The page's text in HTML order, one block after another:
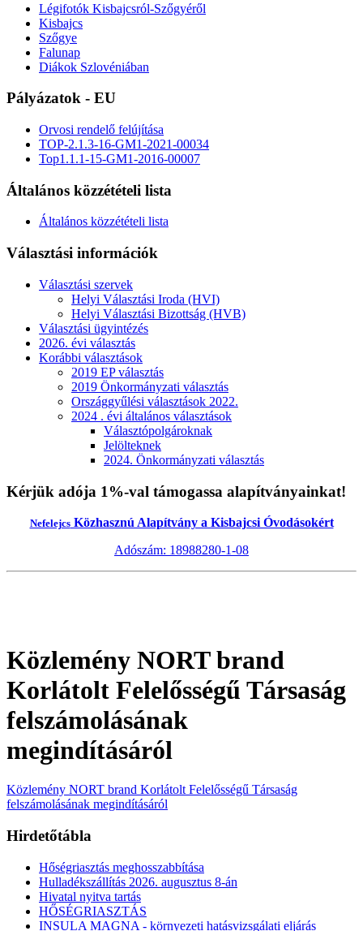
Légifotók Kisbajcsról-Szőgyéről
Kisbajcs
Szőgye
Falunap
Diákok Szlovéniában
Pályázatok - EU
Orvosi rendelő felújítása
TOP-2.1.3-16-GM1-2021-00034
Top1.1.1-15-GM1-2016-00007
Általános közzétételi lista
Általános közzétételi lista
Választási információk
Választási szervek
Helyi Választási Iroda (HVI)
Helyi Választási Bizottság (HVB)
Választási ügyintézés
2026. évi választás
Korábbi választások
2019 EP választás
2019 Önkormányzati választás
Országgyűlési választások 2022.
2024 . évi általános választások
Választópolgároknak
Jelölteknek
2024. Önkormányzati választás
Kérjük adója 1%-val támogassa alapítványainkat!
NefelejcsKözhasznú Alapítvány a Kisbajcsi Óvodásokért
Adószám: 18988280-1-08
Közlemény NORT brand
Korlátolt Felelősségű Társaság
felszámolásának
megindításáról
Közlemény NORT brand Korlátolt Felelősségű Társaság
felszámolásának megindításáról
Hirdetőtábla
Hőségriasztás meghosszabbítása
Hulladékszállítás 2026. augusztus 8-án
Hivatal nyitva tartás
HŐSÉGRIASZTÁS
INSULA MAGNA - környezeti hatásvizsgálati eljárás